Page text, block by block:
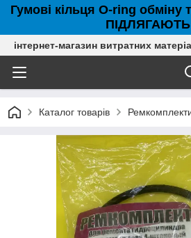
Гумові кільця O-ring
інтернет-магазин витратних
Каталог товарів